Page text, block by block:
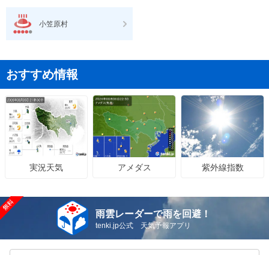
小笠原村
おすすめ情報
実況天気 アメダス 紫外線指数
雨雲レーダーで雨を回避！
tenki.jp公式 天気予報アプリ